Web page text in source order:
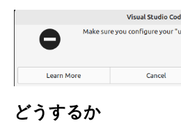
どうするか